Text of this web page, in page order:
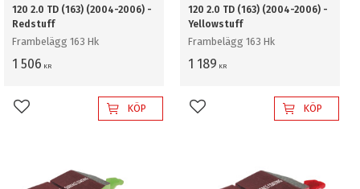
120 2.0 TD (163) (2004-2006) -
Redstuff
Frambelägg 163 Hk
1 506 KR
Lägg till i favoriterKÖP
120 2.0 TD (163) (2004-2006) -
Yellowstuff
Frambelägg 163 Hk
1 189 KR
Lägg till i favoriterKÖP